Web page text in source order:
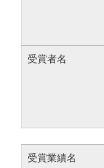
受賞者名
受賞業績名